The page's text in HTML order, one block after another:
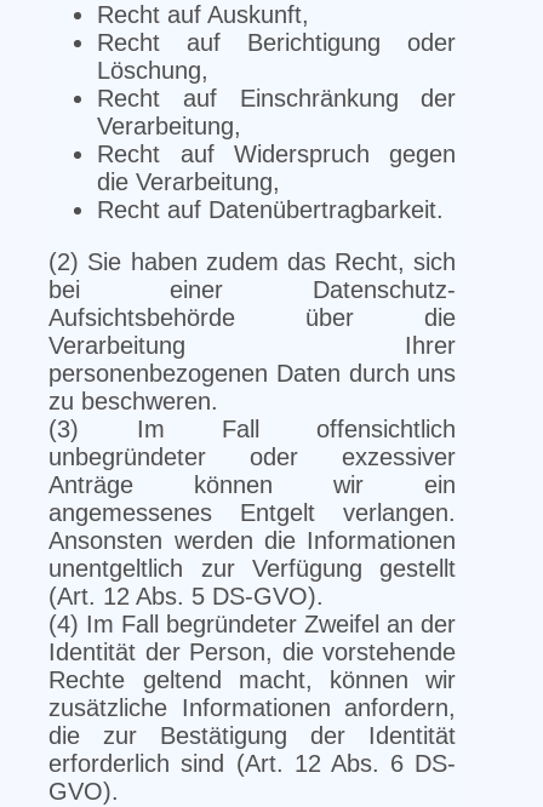
Recht auf Auskunft,
Recht auf Berichtigung oder
Löschung,
Recht auf Einschränkung der
Verarbeitung,
Recht auf Widerspruch gegen
die Verarbeitung,
Recht auf Datenübertragbarkeit.
(2) Sie haben zudem das Recht, sich
bei einer Datenschutz-
Aufsichtsbehörde über die
Verarbeitung Ihrer
personenbezogenen Daten durch uns
zu beschweren.
(3) Im Fall offensichtlich
unbegründeter oder exzessiver
Anträge können wir ein
angemessenes Entgelt verlangen.
Ansonsten werden die Informationen
unentgeltlich zur Verfügung gestellt
(Art. 12 Abs. 5 DS-GVO).
(4) Im Fall begründeter Zweifel an der
Identität der Person, die vorstehende
Rechte geltend macht, können wir
zusätzliche Informationen anfordern,
die zur Bestätigung der Identität
erforderlich sind (Art. 12 Abs. 6 DS-
GVO).